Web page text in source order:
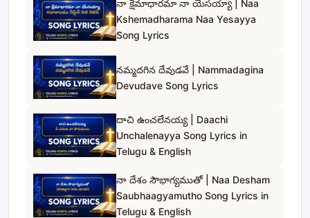
నా క్షేమాధారమా నా యేసయ్యా | Naa
Kshemadharama Naa Yesayya
Song Lyrics
నమ్మదగిన దేవుడవే | Nammadagina
Devudave Song Lyrics
దాచి ఉంచలేనయ్య | Daachi
Unchalenayya Song Lyrics in
Telugu & English
నా దేశం సౌభాగ్యముతో | Naa Desham
Saubhaagyamutho Song Lyrics in
Telugu & English